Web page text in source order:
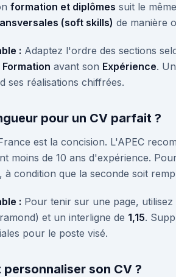
formation et diplômes suit le
(soft skills) de manière
: Adaptez l'ordre des sections
Formation avant son Expérience.
ses réalisations chiffrées.
pour un CV parfait ?
est la concision. L'APEC
moins de 10 ans d'expérience.
à condition que la seconde soit
: Pour tenir sur une page, utilisez
et un interligne de 1,15.
pour le poste visé.
personnaliser son CV ?